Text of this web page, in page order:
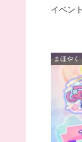
イベン
まほや